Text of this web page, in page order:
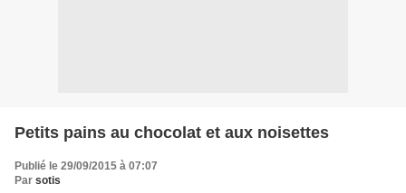
Petits pains au chocolat et aux noisettes
Publié le 29/09/2015 à 07:07
Par sotis